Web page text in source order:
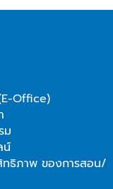
Office)
ม
น์
ทธิภาพ ของการสอน/